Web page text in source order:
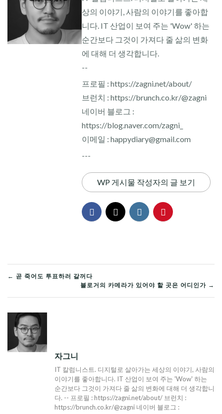
상의 이야기, 사람의 이야기를 좋아합
니다. IT 산업이 보여 주는 'Wow' 하는
순간보다 그것이 가져다 줄 삶의 변화
에 대해 더 생각합니다.
--
프로필 : https://zagni.net/about/
브런치 : https://brunch.co.kr/@zagni
네이버 블로그 :
https://blog.naver.com/zagni_
이메일 : happydiary@gmail.com
---
WP 게시물 작성자의 글 보기
글
탐
색
← 곧 죽어도 투표하러 갈꺼다
블로거의 카메라가 있어야 할 곳은 어디인가 →
자그니
IT 칼럼니스트. 디지털로 살아가는 세상의 이야기, 사람의
이야기를 좋아합니다. IT 산업이 보여 주는 'Wow' 하는
순간보다 그것이 가져다 줄 삶의 변화에 대해 더 생각합니
다. -- 프로필 : https://zagni.net/about/ 브런치 :
https://brunch.co.kr/@zagni 네이버 블로그 :